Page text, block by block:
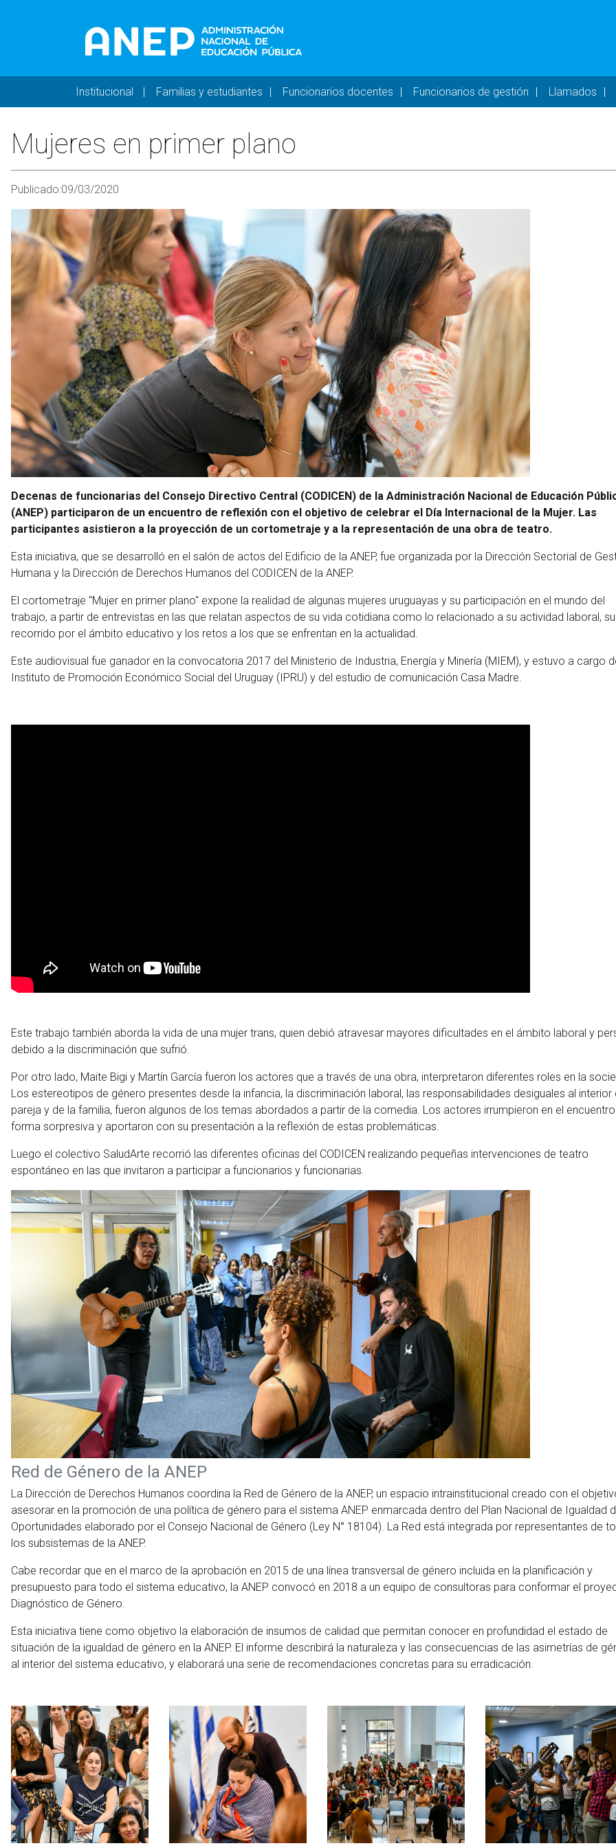
Navegación principal - DESKTOP
Institucional Familias y estudiantes Funcionarios docentes Funcionarios de gestión Llamados
Mujeres en primer plano
Publicado:09/03/2020
Decenas de funcionarias del Consejo Directivo Central (CODICEN) de la Administración Nacional de Educación
(ANEP) participaron de un encuentro de reflexión con el objetivo de celebrar el Día Internacional de la Mujer. Las
participantes asistieron a la proyección de un cortometraje y a la representación de una obra de teatro.
Esta iniciativa, que se desarrolló en el salón de actos del Edificio de la ANEP, fue organizada por la Dirección Sectorial de
Humana y la Dirección de Derechos Humanos del CODICEN de la ANEP.
El cortometraje "Mujer en primer plano" expone la realidad de algunas mujeres uruguayas y su participación en el mundo del
trabajo, a partir de entrevistas en las que relatan aspectos de su vida cotidiana como lo relacionado a su actividad laboral, su
recorrido por el ámbito educativo y los retos a los que se enfrentan en la actualidad.
Este audiovisual fue ganador en la convocatoria 2017 del Ministerio de Industria, Energía y Minería (MIEM), y estuvo a cargo
Instituto de Promoción Económico Social del Uruguay (IPRU) y del estudio de comunicación Casa Madre.
Este trabajo también aborda la vida de una mujer trans, quien debió atravesar mayores dificultades en el ámbito laboral y
debido a la discriminación que sufrió.
Por otro lado, Maite Bigi y Martín García fueron los actores que a través de una obra, interpretaron diferentes roles en la
Los estereotipos de género presentes desde la infancia, la discriminación laboral, las responsabilidades desiguales al interior
pareja y de la familia, fueron algunos de los temas abordados a partir de la comedia. Los actores irrumpieron en el
forma sorpresiva y aportaron con su presentación a la reflexión de estas problemáticas.
Luego el colectivo SaludArte recorrió las diferentes oficinas del CODICEN realizando pequeñas intervenciones de teatro
espontáneo en las que invitaron a participar a funcionarios y funcionarias.
Red de Género de la ANEP
La Dirección de Derechos Humanos coordina la Red de Género de la ANEP, un espacio intrainstitucional creado con el
asesorar en la promoción de una política de género para el sistema ANEP enmarcada dentro del Plan Nacional de Igualdad
Oportunidades elaborado por el Consejo Nacional de Género (Ley N° 18104). La Red está integrada por representantes de
los subsistemas de la ANEP.
Cabe recordar que en el marco de la aprobación en 2015 de una línea transversal de género incluida en la planificación y
presupuesto para todo el sistema educativo, la ANEP convocó en 2018 a un equipo de consultoras para conformar el
Diagnóstico de Género.
Esta iniciativa tiene como objetivo la elaboración de insumos de calidad que permitan conocer en profundidad el estado de
situación de la igualdad de género en la ANEP. El informe describirá la naturaleza y las consecuencias de las asimetrías de
al interior del sistema educativo, y elaborará una serie de recomendaciones concretas para su erradicación.